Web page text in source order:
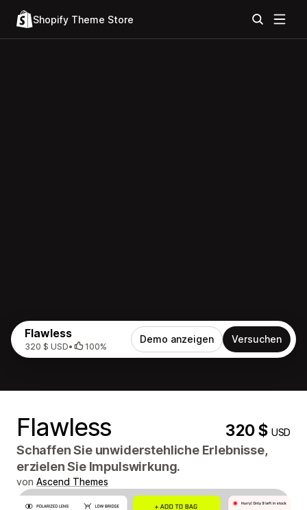
Shopify Theme Store
Flawless
320 $ USD• 100%
Demo anzeigen Versuchen
Flawless 320 $USD
Schaffen Sie unwiderstehliche Erlebnisse,
erzielen Sie Impulswirkung.
von Ascend Themes